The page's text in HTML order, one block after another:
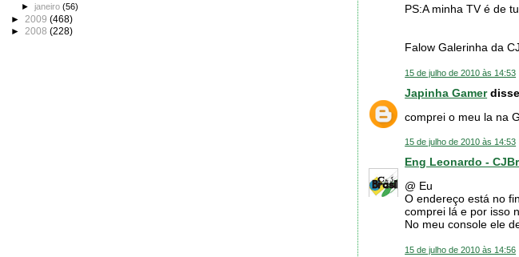
PS:A minha TV é de
Falow Galerinha da
15 de julho de 2010 às 14:53
Japinha Gamer
comprei o meu la na
15 de julho de 2010 às 14:53
Eng Leonardo - CJBr
@ Eu
O endereço está no
comprei lá e por isso
No meu console ele
15 de julho de 2010 às 14:56
►janeiro(56)
► 2009 (468)
► 2008 (228)